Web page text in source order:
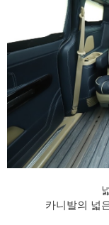
카니발의 넓